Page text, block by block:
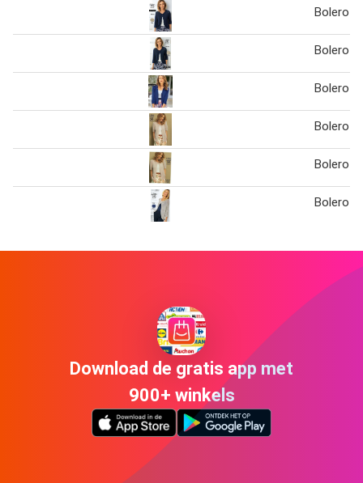
Bolero
Bolero
Bolero
Bolero
Bolero
Bolero
Download de gratis app met
900+ winkels